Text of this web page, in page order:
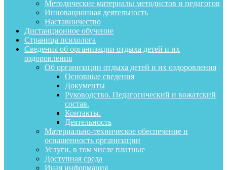
Методические материалы методистов и педагогов
Инновационная деятельность
Наставничество
Дистанционное обучение
Страница психолога
Сведения об организации отдыха детей и их
оздоровления
Об организации отдыха детей и их оздоровления
Основные сведения
Документы
Руководство. Педагогический и вожатский
состав.
Контакты.
Деятельность
Материально-техническое обеспечение и
оснащенность организации
Услуги, в том числе платные
Доступная среда
Иная информация